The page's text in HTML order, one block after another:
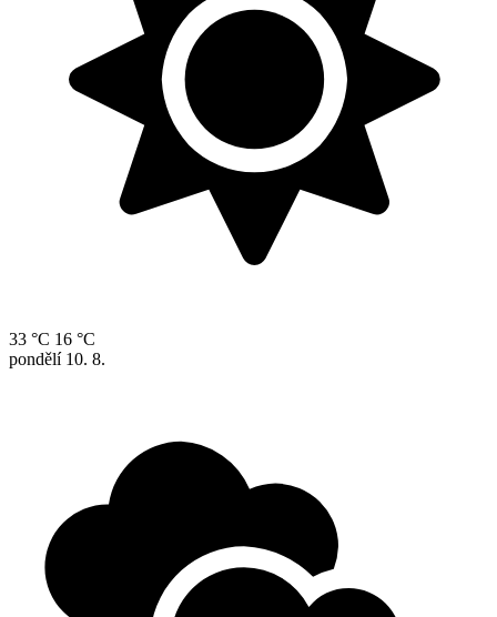
33 °C 16 °C
pondělí 10. 8.